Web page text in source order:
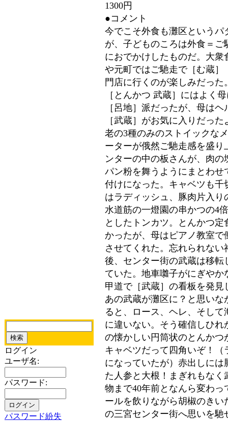
ログイン
ユーザ名:
パスワード:
パスワード紛失
1300円
●コメント
今でこそ外食も灘区というパ
が、子どものころは外食＝
におでかけしたものだ。大
や元町ではご馳走で［む蔵
門店に行くのが楽しみだっ
［とんかつ 武蔵］にはよく
［呂地］派だったが、母は
［武蔵］がお気に入りだっ
老の3種のみのストイックな
ーターが俄然ご馳走感を盛
ンターの中の板さんが、肉
パン粉を舞うようにまとわ
付けになった。キャベツも
はラディッシュ、豚肉片入
水道筋の一燈園の串かつの4
としたトンカツ。とんかつ
かったが、母はピアノ教室
させてくれた。忘れられな
後、センター街の武蔵は移
ていた。地車囃子がにぎや
甲道で［武蔵］の看板を発
あの武蔵が灘区に？と思い
ると、ロース、ヘレ、そし
に違いない。そう確信しひ
の懐かしい円筒状のとんか
キャベツだって四角いぞ！
になっていたが）赤出しに
た人参と大根！まぎれもな
物まで40年前となんら変わ
ールを飲りながら胡椒のき
の三宮センター街へ思いを